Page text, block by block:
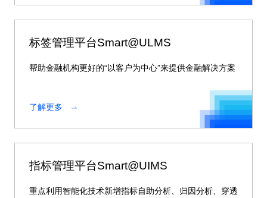
标签管理平台Smart@ULMS
帮助金融机构更好的“以客户为中心”来提供金融解决方案
了解更多
指标管理平台Smart@UIMS
重点利用智能化技术新增指标自助分析、归因分析、穿透